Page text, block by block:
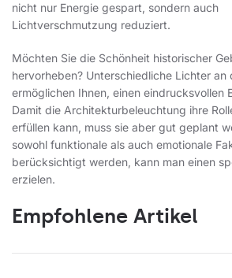
nicht nur Energie gespart, sondern auch
Lichtverschmutzung reduziert.
Möchten Sie die Schönheit historischer
hervorheben? Unterschiedliche Lichter an
ermöglichen Ihnen, einen eindrucksvollen
Damit die Architekturbeleuchtung ihre
erfüllen kann, muss sie aber gut geplant
sowohl funktionale als auch emotionale
berücksichtigt werden, kann man einen
erzielen.
Empfohlene Artikel